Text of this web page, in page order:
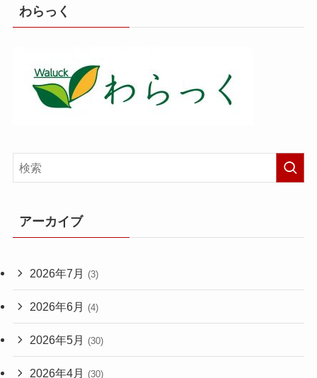
わらっく
アーカイブ
2026年7月 (3)
2026年6月 (4)
2026年5月 (30)
2026年4月 (30)